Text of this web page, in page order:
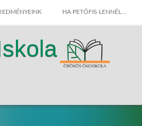
HA PETŐFIS LENNÉL…